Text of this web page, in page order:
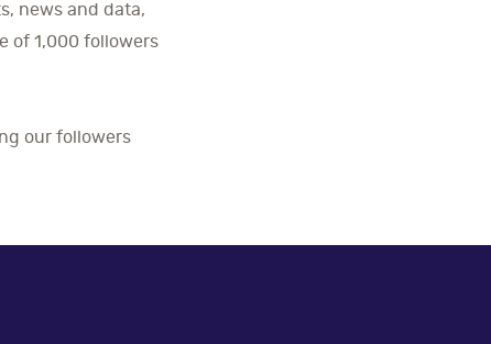
news and data,
of 1,000 followers
our followers